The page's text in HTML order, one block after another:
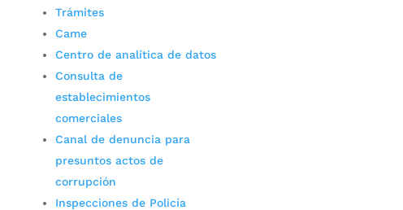
Trámites
Came
Centro de analítica de datos
Consulta de
establecimientos
comerciales
Canal de denuncia para
presuntos actos de
corrupción
Inspecciones de Policía